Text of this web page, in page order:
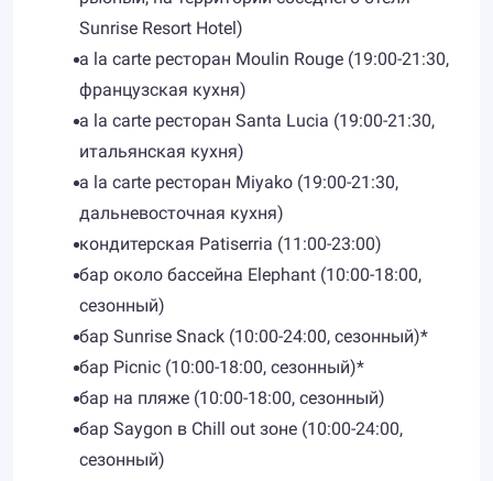
Sunrise Resort Hotel)
a la carte ресторан Moulin Rouge (19:00-21:30,
французская кухня)
a la carte ресторан Santa Lucia (19:00-21:30,
итальянская кухня)
a la carte ресторан Miyako (19:00-21:30,
дальневосточная кухня)
кондитерская Patiserria (11:00-23:00)
бар около бассейна Elephant (10:00-18:00,
сезонный)
бар Sunrise Snack (10:00-24:00, сезонный)*
бар Picnic (10:00-18:00, сезонный)*
бар на пляже (10:00-18:00, сезонный)
бар Saygon в Chill out зоне (10:00-24:00,
сезонный)